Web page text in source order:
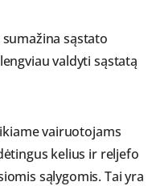
sąstato
valdyti sąstatą
vairuotojams
kelius ir reljefo
sąlygomis. Tai yra